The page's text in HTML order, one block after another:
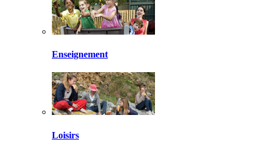
Enseignement
Loisirs